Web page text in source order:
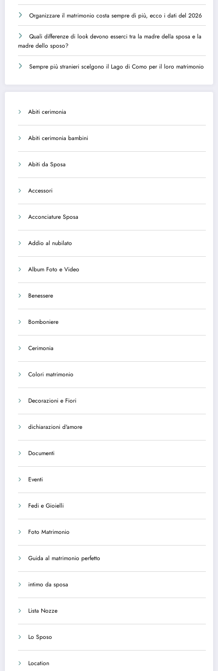
Organizzare il matrimonio costa sempre di più, ecco i dati del 2026
Quali differenze di look devono esserci tra la madre della sposa e la
madre dello sposo?
Sempre più stranieri scelgono il Lago di Como per il loro matrimonio
Abiti cerimonia
Abiti cerimonia bambini
Abiti da Sposa
Accessori
Acconciature Sposa
Addio al nubilato
Album Foto e Video
Benessere
Bomboniere
Cerimonia
Colori matrimonio
Decorazioni e Fiori
dichiarazioni d'amore
Documenti
Eventi
Fedi e Gioielli
Foto Matrimonio
Guida al matrimonio perfetto
intimo da sposa
Lista Nozze
Lo Sposo
Location